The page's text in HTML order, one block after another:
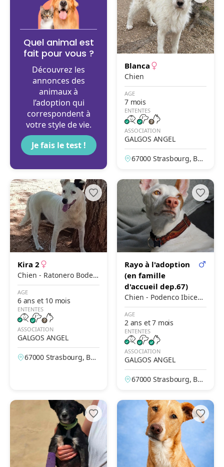
Quel animal est
fait pour vous ?
Découvrez les
annonces des
animaux à
l’adoption qui
correspondent à
votre style de vie.
Je fais le test !
Blanca
Chien
AGE
7 mois
ENTENTES
ASSOCIATION
GALGOS ANGEL
67000 Strasbourg, Bas
Kira 2
Chien - Ratonero Bodeg
uero Andaluz
AGE
6 ans et 10 mois
ENTENTES
ASSOCIATION
GALGOS ANGEL
67000 Strasbourg, Bas
Rayo à l'adoption
(en famille
d'accueil dep.67)
Chien - Podenco Ibicenc
o
AGE
2 ans et 7 mois
ENTENTES
ASSOCIATION
GALGOS ANGEL
67000 Strasbourg, Bas